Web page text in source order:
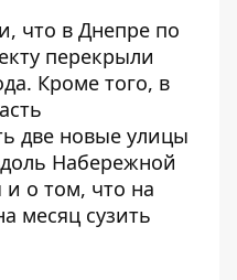
что в Днепре по
перекрыли
. Кроме того, в
две новые улицы
Набережной
о том, что на
месяц сузить